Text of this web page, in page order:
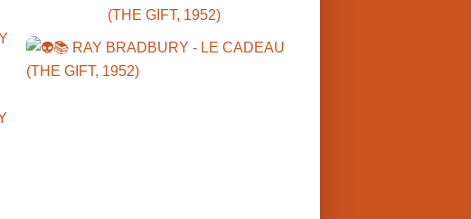
(THE GIFT, 1952)